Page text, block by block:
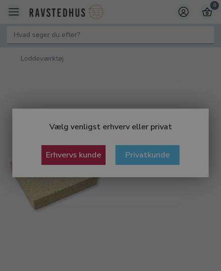
Vælg venligst erhverv eller privat
Erhvervs kunde Privatkunde
0
Loddeværktøj